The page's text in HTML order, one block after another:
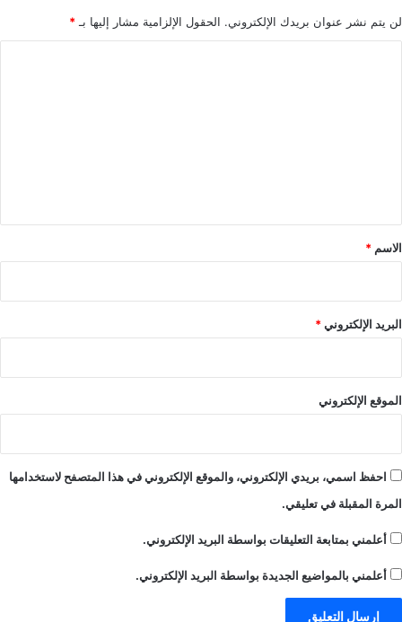
لن يتم نشر عنوان بريدك الإلكتروني. الحقول الإلزامية مشار إليها بـ *
*
الاسم *
البريد الإلكتروني*
الموقع الإلكتروني
احفظ اسمي، بريدي الإلكتروني، والموقع الإلكتروني في هذا المتصفح لاستخدامها
المرة المقبلة في تعليقي.
أعلمني بمتابعة التعليقات بواسطة البريد الإلكتروني.
أعلمني بالمواضيع الجديدة بواسطة البريد الإلكتروني.